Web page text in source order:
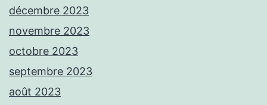
décembre 2023
novembre 2023
octobre 2023
septembre 2023
août 2023